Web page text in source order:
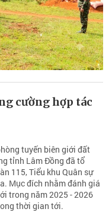
cường hợp tác
tuyến biên giới đất
tỉnh Lâm Đồng đã tổ
115, Tiểu khu Quân sự
Mục đích nhằm đánh giá
trong năm 2025 - 2026
thời gian tới.